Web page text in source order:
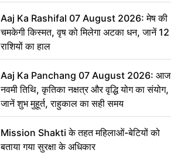
Aaj Ka Rashifal 07 August 2026: मेष की
चमकेगी किस्मत, वृष को मिलेगा अटका धन, जानें 12
राशियों का हाल
Aaj Ka Panchang 07 August 2026: आज
नवमी तिथि, कृतिका नक्षत्र और वृद्धि योग का संयोग,
जानें शुभ मुहूर्त, राहुकाल का सही समय
Mission Shakti के तहत महिलाओं-बेटियों को
बताया गया सुरक्षा के अधिकार